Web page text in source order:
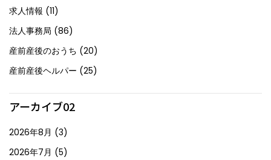
求人情報 (11)
法人事務局 (86)
産前産後のおうち (20)
産前産後ヘルパー (25)
アーカイブ02
2026年8月 (3)
2026年7月 (5)